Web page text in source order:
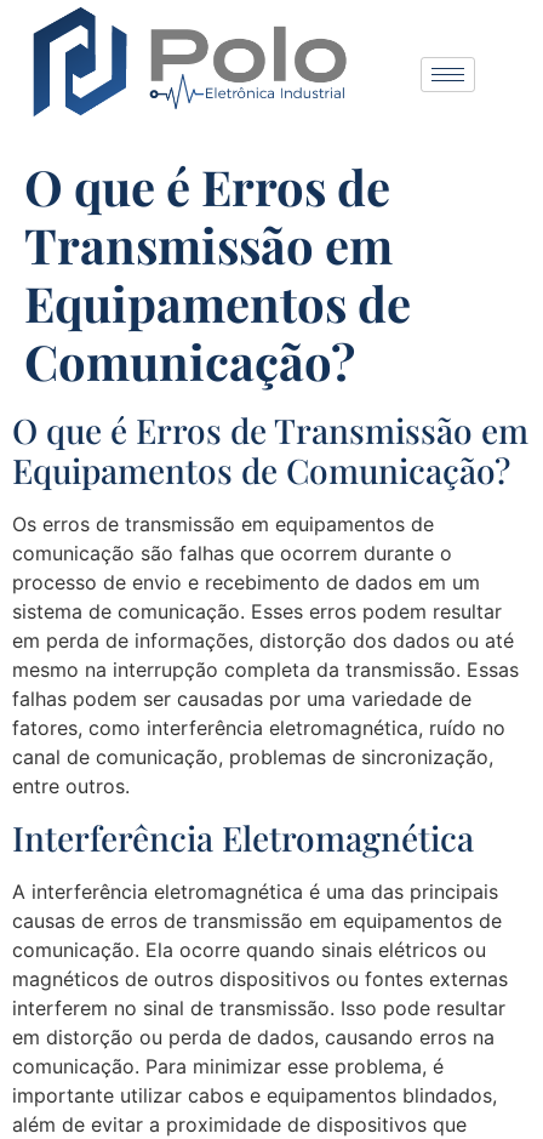
O que é Erros de
Transmissão em
Equipamentos de
Comunicação?
O que é Erros de Transmissão em
Equipamentos de Comunicação?
Os erros de transmissão em equipamentos de
comunicação são falhas que ocorrem durante o
processo de envio e recebimento de dados em um
sistema de comunicação. Esses erros podem resultar
em perda de informações, distorção dos dados ou até
mesmo na interrupção completa da transmissão. Essas
falhas podem ser causadas por uma variedade de
fatores, como interferência eletromagnética, ruído no
canal de comunicação, problemas de sincronização,
entre outros.
Interferência Eletromagnética
A interferência eletromagnética é uma das principais
causas de erros de transmissão em equipamentos de
comunicação. Ela ocorre quando sinais elétricos ou
magnéticos de outros dispositivos ou fontes externas
interferem no sinal de transmissão. Isso pode resultar
em distorção ou perda de dados, causando erros na
comunicação. Para minimizar esse problema, é
importante utilizar cabos e equipamentos blindados,
além de evitar a proximidade de dispositivos que